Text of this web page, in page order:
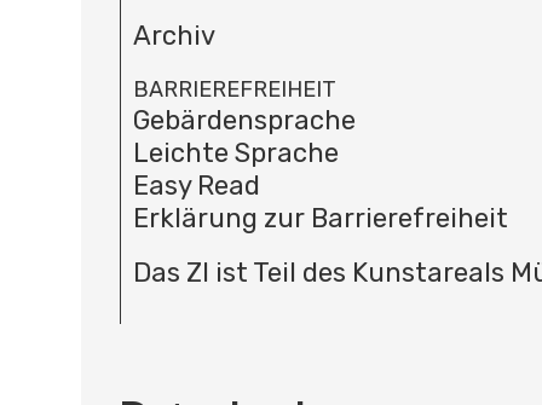
Archiv
BARRIEREFREIHEIT
Gebärdensprache
Leichte Sprache
Easy Read
Erklärung zur Barrierefreiheit
Das ZI ist Teil des Kunstareals